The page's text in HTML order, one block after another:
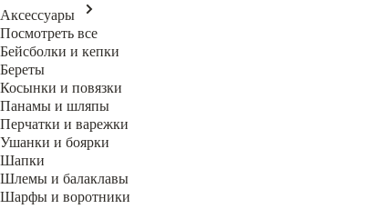
Аксессуары
Посмотреть все
Бейсболки и кепки
Береты
Косынки и повязки
Панамы и шляпы
Перчатки и варежки
Ушанки и боярки
Шапки
Шлемы и балаклавы
Шарфы и воротники